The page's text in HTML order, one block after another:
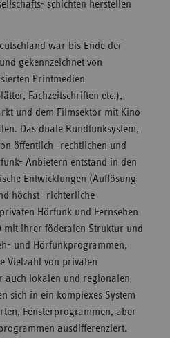
schichten herstellen
war bis Ende der
gekennzeichnet von
Printmedien
Fachzeitschriften etc.),
und dem Filmsektor mit Kino
Das duale Rundfunksystem,
öffentlich- rechtlichen und
Anbietern entstand in den
Entwicklungen (Auflösung
höchst- richterliche
Hörfunk und Fernsehen
mit ihrer föderalen Struktur und
und Hörfunkprogrammen,
Vielzahl von privaten
auch lokalen und regionalen
sich in ein komplexes System
Fensterprogrammen, aber
ausdifferenziert.